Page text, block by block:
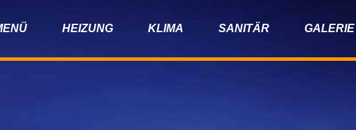
HEIZUNG KLIMA SANITÄR GALERIE